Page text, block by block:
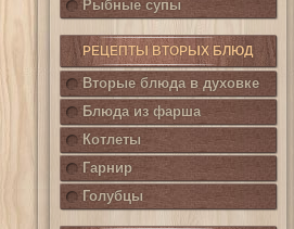
Рыбные супы
РЕЦЕПТЫ ВТОРЫХ БЛЮД
Вторые блюда в духовке
Блюда из фарша
Котлеты
Гарнир
Голубцы